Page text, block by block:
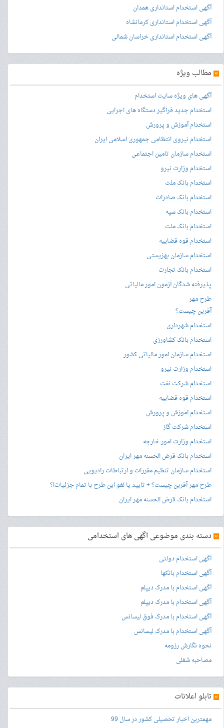
آگهی استخدام استانداری همدان
آگهی استخدام استانداری کرمانشاه
آگهی استخدام استانداری خراسان شمالی
» مطالب ویژه
آگهی های ویژه سایت استخدام
استخدام جدید فراگیر دستگاه های اجرایی
استخدام آموزش و پرورش
استخدام نیروی انتظامی جمهوری اسلامی ایران
استخدام سازمان تامین اجتماعی
استخدام وزارت نیرو
استخدام بانک ملت
استخدام بانک صادرات
استخدام بانک سپه
استخدام بانک ملت
استخدام قوه قضاییه
استخدام سازمان بهزیستی
استخدام بانک تجارت
پذیرفته شدگان آزمون امور مالیاتی
طرح مهر
آفرین چیست؟
استخدام شهرداری
استخدام بانک کشاورزی
استخدام سازمان امور مالیاتی کشور
استخدام وزارت نیرو
استخدام شرکت نفت
استخدام قوه قضاییه
استخدام آموزش و پرورش
استخدام شرکت گاز
استخدام وزارت امور خارجه
استخدام بانک قرض الحسنه مهر ایران
استخدام سازمان تنظیم مقررات و ارتباطات رادیویی
طرح مهر آفرین چیست؟ + تایید یا لغو این طرح با تمام جزئیات!؟
استخدام بانک قرض الحسنه مهر ایران
» دسته بندی موضوعی آگهی های استخدامی
آگهی استخدام دولتی
آگهی استخدام بانکها
آگهی استخدام با مدرک دیپلم
آگهی استخدام با مدرک دیپلم
آگهی استخدام با مدرک فوق لیسانس
آگهی استخدام با مدرک لیسانس
نحوه نگارش رزومه
مصاحبه شغلی
» تابلو اعلانات
مهمترین اخبار تحصیلی کشور در سال 99